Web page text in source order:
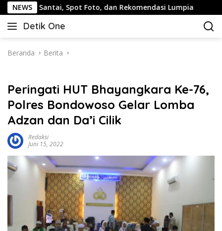
Langsung
ke
konten
NEWS
Spot Foto, dan Rekomendasi Lumpia Panduan
Detik One
Tajam
Fakta
Beranda Berita
Peringati HUT Bhayangkara Ke-76,
Polres Bondowoso Gelar Lomba
Adzan dan Da’i Cilik
Redaksi
Juni 15, 2022